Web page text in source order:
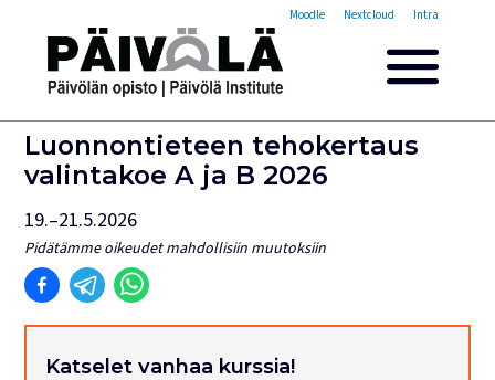
Moodle Nextcloud Intra
Yleisakatemia
Lyhytkurssit
Päivölän opisto
Miksi valita Päivölän opisto
Opintomaksut
Opettajien esittelyt
Tilat ja majoitus
Majoituspalvelut
Luonnontieteen tehokertaus
valintakoe A ja B 2026
19.–21.5.2026
Pidätämme oikeudet mahdollisiin muutoksiin
Katselet vanhaa kurssia!